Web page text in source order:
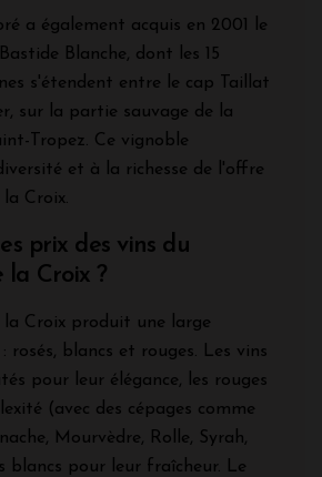
a également acquis en 2001 le
Blanche, dont les 15
s'étendent entre le cap Taillat
sur la partie sauvage de la
Tropez. Ce vignoble
et à la richesse de l'offre
Croix.
prix des vins du
la Croix ?
la Croix produit une large
rosés, blancs et rouges. Les vins
pour leur élégance, les rouges
(avec des cépages comme
Mourvèdre, Rolle, Syrah,
blancs pour leur fraîcheur. Le